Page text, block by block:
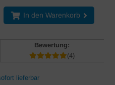
In den Warenkorb
Bewertung:
(4)
lieferbar